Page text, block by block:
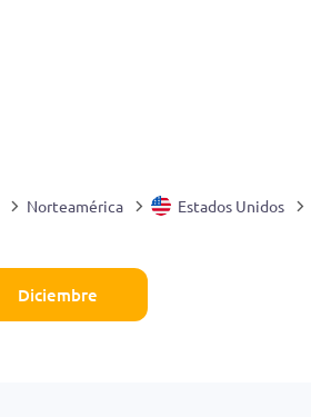
Norteamérica Estados Unidos
Diciembre